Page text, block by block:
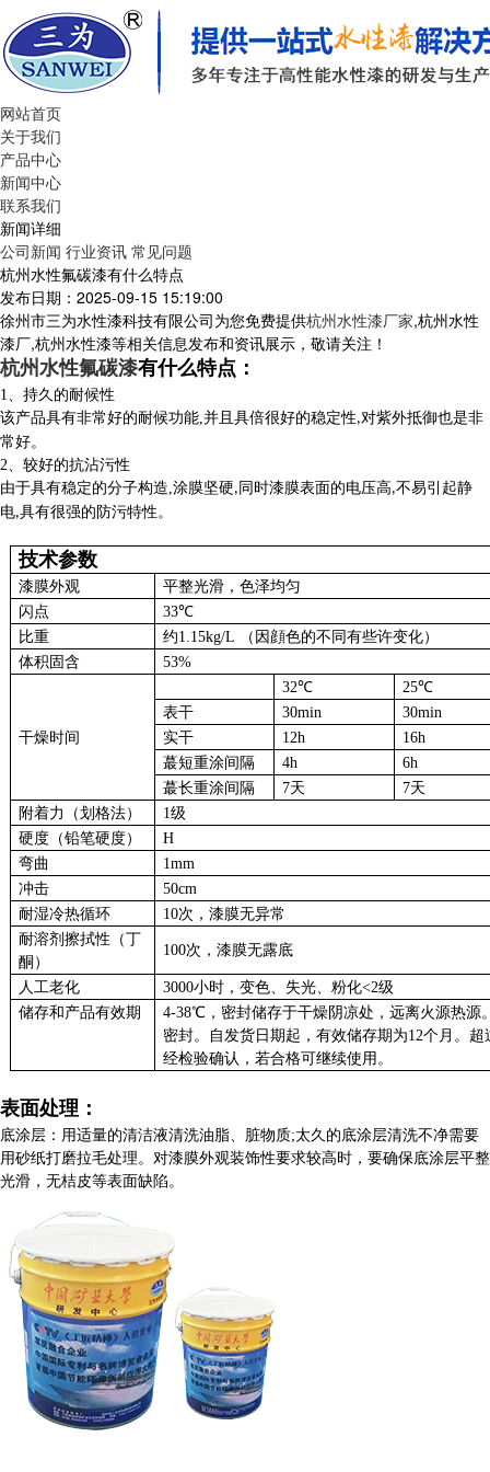
网站首页
关于我们
产品中心
新闻中心
联系我们
新闻详细
公司新闻 行业资讯 常见问题
杭州水性氟碳漆有什么特点
发布日期：2025-09-15 15:19:00
徐州市三为水性漆科技有限公司为您免费提供杭州水性漆厂家,杭州水性
漆厂,杭州水性漆等相关信息发布和资讯展示，敬请关注！
杭州水性氟碳漆有什么特点 ：
1、 持久的耐候性
该产品具有非常好的耐候功能,并且具倍很好的稳定性,对紫外抵御也是非
常好。
2、 较好的抗沾污性
由于具有稳定的分子构造,涂膜坚硬, 同时漆膜表面的电压高,不易引起静
电,具有很强的防污特性。
技术参数
漆膜外观
平整光滑，色泽均匀
闪点
33℃
比重
约1.15kg/L
（因顔色的不同有些许变化）
体积固含
53%
干燥时间
32℃ 25℃
表干
30min
30min
实干
12h
16h
蕞短重涂间隔
4h
6h
蕞长重涂间隔
7天 7天
附着力（划格法）
1级
硬度（铅笔硬度）
H
弯曲
1mm
冲击
50cm
耐湿冷热循环
10次，漆膜无异常
耐溶剂擦拭性（丁
酮）
100次，漆膜无露底
人工老化 3000小时，变色、失光、粉化<2级
储存和产品有效期
4-38℃，密封储存于干燥阴凉处，远离火源热源
密封。自发货日期起，有效储存期为12个月。超
经检验确认，若合格可继续使用。
表面处理 ：
底涂层：用适量的清洁液清洗油脂、脏物质;太久的底涂层清洗不净需要
用砂纸打磨拉毛处理。对漆膜外观装饰性要求较高时，要确保底涂层平整
光滑，无桔皮等表面缺陷。